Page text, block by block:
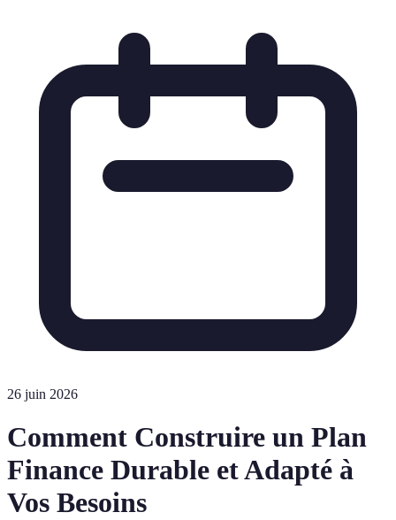
26 juin 2026
Comment Construire un Plan
Finance Durable et Adapté à
Vos Besoins